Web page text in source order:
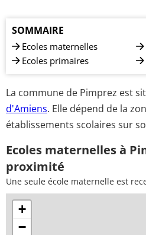
SOMMAIRE
Ecoles maternelles
Ecoles primaires
La commune de Pimprez est
d'Amiens. Elle dépend de la
établissements scolaires sur
Ecoles maternelles à
proximité
Une seule école maternelle est
+
−